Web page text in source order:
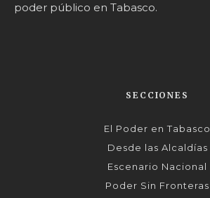
poder público en Tabasco.
SECCIONES
El Poder en Tabasco
Desde las Alcaldías
Escenario Nacional
Poder Sin Fronteras